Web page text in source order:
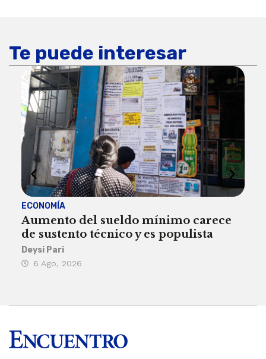
Te puede interesar
ECONOMÍA
Aumento del sueldo mínimo carece
de sustento técnico y es populista
Deysi Pari
6 Ago, 2026